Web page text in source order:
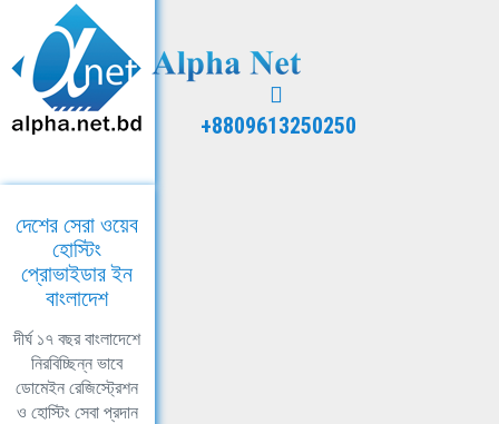
+8809613250250
দেশের সেরা ওয়েব
হোস্টিং
প্রোভাইডার ইন
বাংলাদেশ
দীর্ঘ ১৭ বছর বাংলাদেশে
নিরবিচ্ছিন্ন ভাবে
ডোমেইন রেজিস্ট্রেশন
ও হোস্টিং সেবা প্রদান